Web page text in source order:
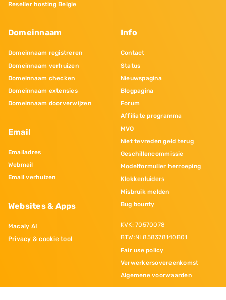
Reseller hosting Belgie
Domeinnaam
Domeinnaam registreren
Domeinnaam verhuizen
Domeinnaam checken
Domeinnaam extensies
Domeinnaam doorverwijzen
Email
Emailadres
Webmail
Email verhuizen
Websites & Apps
Macaly AI
Privacy & cookie tool
Info
Contact
Status
Nieuwspagina
Blogpagina
Forum
Affiliate programma
MVO
Niet tevreden geld terug
Geschillencommissie
Modelformulier herroeping
Klokkenluiders
Misbruik melden
Bug bounty
KVK: 70570078
BTW:NL858378140B01
Fair use policy
Verwerkersovereenkomst
Algemene voorwaarden